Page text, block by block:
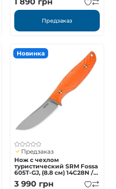
Предзаказ
Новинка
Предзаказ
Нож с чехлом
туристический SRM Fossa
605T-GJ, (8.8 см) 14C28N /
G10 оранжевый
3 990 грн